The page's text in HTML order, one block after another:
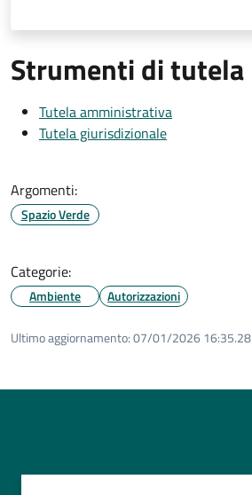
Strumenti di tutela
Tutela amministrativa
Tutela giurisdizionale
Argomenti:
Spazio Verde
Categorie:
Ambiente Autorizzazioni
Ultimo aggiornamento:07/01/2026 16:35.28